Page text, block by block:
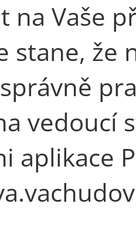
na Vaše
stane, že
vedoucí
aplikace